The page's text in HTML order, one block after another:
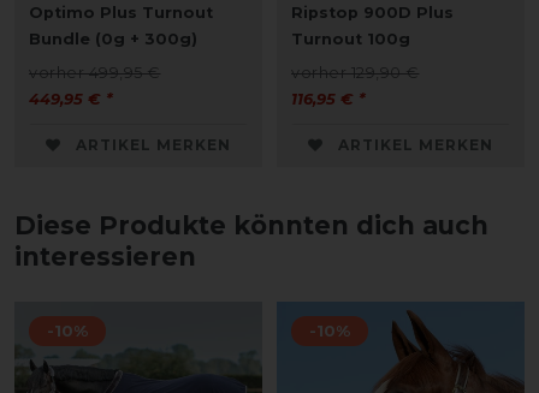
Optimo Plus Turnout
Bundle (0g + 300g)
vorher 499,95 €
449,95 € *
ARTIKEL MERKEN
Ripstop 900D Plus
Turnout 100g
vorher 129,90 €
116,95 € *
ARTIKEL MERKEN
Diese Produkte könnten dich auch
interessieren
-10% -10%